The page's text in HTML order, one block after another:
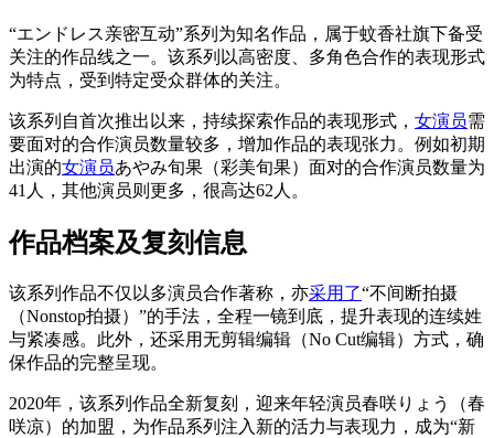
“エンドレス亲密互动”系列为知名作品，属于蚊香社旗下备受
关注的作品线之一。该系列以高密度、多角色合作的表现形式
为特点，受到特定受众群体的关注。
该系列自首次推出以来，持续探索作品的表现形式， 女演员需
要面对的合作演员数量较多，增加作品的表现张力。例如初期
出演的女演员あやみ旬果（彩美旬果）面对的合作演员数量为
41人，其他演员则更多，很高达62人。
作品档案及复刻信息
该系列作品不仅以多演员合作著称，亦采用了“不间断拍摄
（Nonstop拍摄）”的手法，全程一镜到底，提升表现的连续姓
与紧凑感。此外，还采用无剪辑编辑（No Cut编辑）方式，确
保作品的完整呈现。
2020年，该系列作品全新复刻，迎来年轻演员春咲りょう（春
咲凉）的加盟，为作品系列注入新的活力与表现力，成为“新